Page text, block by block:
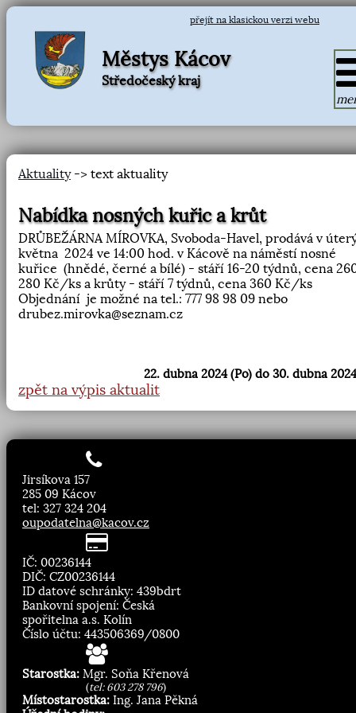
přejít na klasickou verzi webu
Městys Kácov
Středočeský kraj
Aktuality-> text aktuality
Nabídka nosných kuřic a krůt
DRŮBEŽÁRNA MÍROVKA, Svoboda-Havel, prodává v
května 2024 ve 14:00 hod. v Kácově na náměstí nosné
kuřice (hnědé, černé a bílé) - stáří 16-20 týdnů, cena
280 Kč/ks a krůty - stáří 7 týdnů, cena 360 Kč/ks
Objednání je možné na tel.: 777 98 98 09 nebo
drubez.mirovka@seznam.cz
22. dubna 2024 (Po) do 30. dubna
zpět na výpis aktualit
Jirsíkova 157
285 09 Kácov
tel: 327 324 204
oupodatelna@kacov.cz
IČ: 00236144
DIČ: CZ00236144
ID datové schránky: 439bdrt
Bankovní spojení: Česká
spořitelna a.s. Kolín
Číslo účtu: 443506369/0800
Starostka: Mgr. Soňa Křenová
(tel: 603 278 796)
Místostarostka: Ing. Jana Pěkná